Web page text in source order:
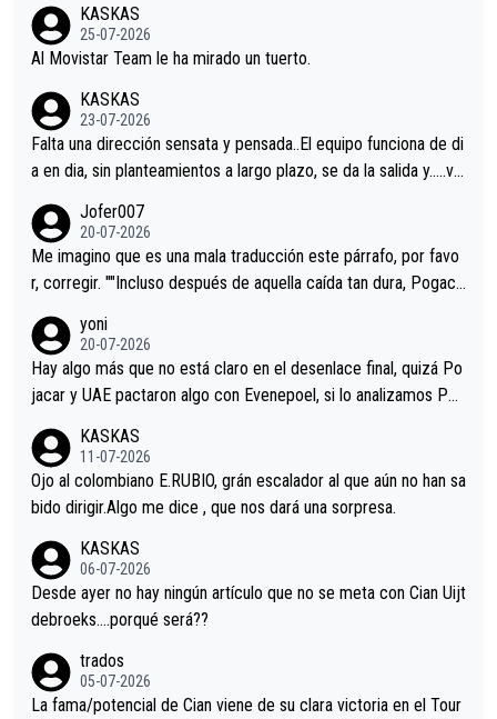
KASKAS
25-07-2026
Al Movistar Team le ha mirado un tuerto.
KASKAS
23-07-2026
Falta una dirección sensata y pensada..El equipo funciona de di
a en dia, sin planteamientos a largo plazo, se da la salida y…..ve
Minguez, Velez etc etc.Me da pena vivir estos momentos tan
tristes sin victorias.
Jofer007
20-07-2026
Me imagino que es una mala traducción este párrafo, por favo
r, corregir. ""Incluso después de aquella caída tan dura, Pogaca
permaneció pegado a su rueda. Parecía increíble la forma en l
a que era capaz de controlar el miedo", recordó."
yoni
20-07-2026
Hay algo más que no está claro en el desenlace final, quizá Po
jacar y UAE pactaron algo con Evenepoel, si lo analizamos Poj
i sin pedalear, luego está el saludo con Evenepoel dándose la
mano de una manera muy fraternal, más allá de los típicos toqu
es en el hombro con que saludaba a Vingegard. Ahí hubo una in
eta, a ver si por querer poner a Del Toro con calzador en posi
ción de podio UAE y Pojacar se van complicar el tour.
KASKAS
11-07-2026
Ojo al colombiano E.RUBIO, grán escalador al que aún no han sa
bido dirigir.Algo me dice , que nos dará una sorpresa.
KASKAS
06-07-2026
Desde ayer no hay ningún artículo que no se meta con Cian Uijt
debroeks….porqué será??
trados
05-07-2026
La fama/potencial de Cian viene de su clara victoria en el Tour